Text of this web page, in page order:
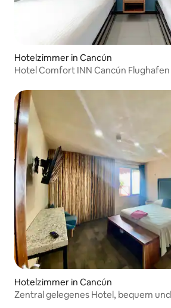
Hotelzimmer in Cancún
Hotel Comfort INN Cancún Flughafen
Hotelzimmer in Cancún
Zentral gelegenes Hotel, bequem